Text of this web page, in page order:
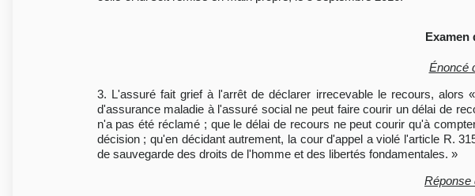
Examen
Énoncé
3. L'assuré fait grief à l'arrêt de déclarer irrecevable le recours, alors
d'assurance maladie à l'assuré social ne peut faire courir un délai de
n'a pas été réclamé ; que le délai de recours ne peut courir qu'à
décision ; qu'en décidant autrement, la cour d'appel a violé l'article R.
de sauvegarde des droits de l'homme et des libertés fondamentales. »
Réponse